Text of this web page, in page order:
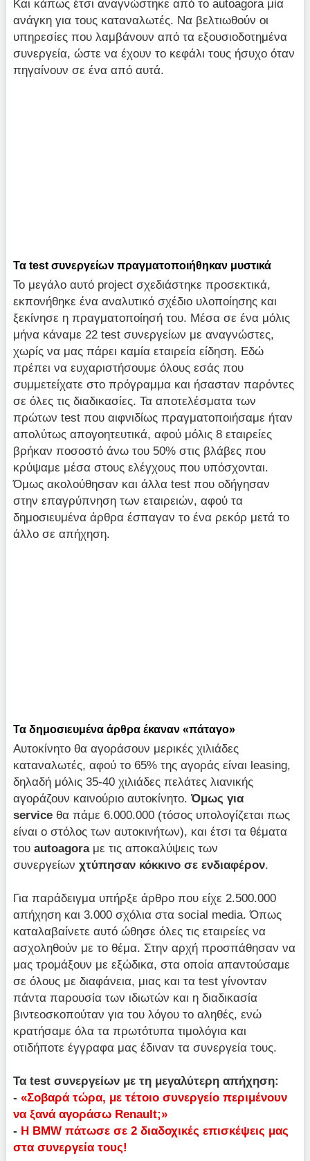
Και κάπως έτσι αναγνώστηκε από το autoagora μία
ανάγκη για τους καταναλωτές. Να βελτιωθούν οι
υπηρεσίες που λαμβάνουν από τα εξουσιοδοτημένα
συνεργεία, ώστε να έχουν το κεφάλι τους ήσυχο όταν
πηγαίνουν σε ένα από αυτά.
Τα test συνεργείων πραγματοποιήθηκαν μυστικά
Το μεγάλο αυτό project σχεδιάστηκε προσεκτικά,
εκπονήθηκε ένα αναλυτικό σχέδιο υλοποίησης και
ξεκίνησε η πραγματοποίησή του. Μέσα σε ένα μόλις
μήνα κάναμε 22 test συνεργείων με αναγνώστες,
χωρίς να μας πάρει καμία εταιρεία είδηση. Εδώ
πρέπει να ευχαριστήσουμε όλους εσάς που
συμμετείχατε στο πρόγραμμα και ήσασταν παρόντες
σε όλες τις διαδικασίες. Τα αποτελέσματα των
πρώτων test που αιφνιδίως πραγματοποιήσαμε ήταν
απολύτως απογοητευτικά, αφού μόλις 8 εταιρείες
βρήκαν ποσοστό άνω του 50% στις βλάβες που
κρύψαμε μέσα στους ελέγχους που υπόσχονται.
Όμως ακολούθησαν και άλλα test που οδήγησαν
στην επαγρύπνηση των εταιρειών, αφού τα
δημοσιευμένα άρθρα έσπαγαν το ένα ρεκόρ μετά το
άλλο σε απήχηση.
Τα δημοσιευμένα άρθρα έκαναν «πάταγο»
Αυτοκίνητο θα αγοράσουν μερικές χιλιάδες
καταναλωτές, αφού το 65% της αγοράς είναι leasing,
δηλαδή μόλις 35-40 χιλιάδες πελάτες λιανικής
αγοράζουν καινούριο αυτοκίνητο.Όμως για
service θα πάμε 6.000.000 (τόσος υπολογίζεται πως
είναι ο στόλος των αυτοκινήτων), και έτσι τα θέματα
τουautoagora με τις αποκαλύψεις των
συνεργείωνχτύπησαν κόκκινο σε ενδιαφέρον.
Για παράδειγμα υπήρξε άρθρο που είχε 2.500.000
απήχηση και 3.000 σχόλια στα social media. Όπως
καταλαβαίνετε αυτό ώθησε όλες τις εταιρείες να
ασχοληθούν με το θέμα. Στην αρχή προσπάθησαν να
μας τρομάξουν με εξώδικα, στα οποία απαντούσαμε
σε όλους με διαφάνεια, μιας και τα test γίνονταν
πάντα παρουσία των ιδιωτών και η διαδικασία
βιντεοσκοπούταν για του λόγου το αληθές, ενώ
κρατήσαμε όλα τα πρωτότυπα τιμολόγια και
οτιδήποτε έγγραφα μας έδιναν τα συνεργεία τους.
Τα test συνεργείων με τη μεγαλύτερη απήχηση:
- «Σοβαρά τώρα, με τέτοιο συνεργείο περιμένουν
να ξανά αγοράσω Renault;»
- Η BMW πάτωσε σε 2 διαδοχικές επισκέψεις μας
στα συνεργεία τους!